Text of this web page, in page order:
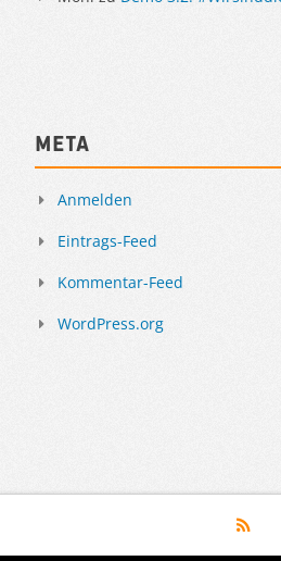
Meta
Anmelden
Eintrags-Feed
Kommentar-Feed
WordPress.org